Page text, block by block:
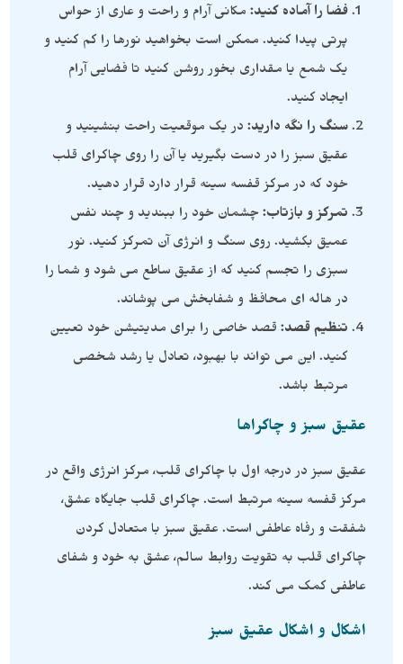
فضا را آماده کنید: مکانی آرام و راحت و عاری از حواس
پرتی پیدا کنید. ممکن است بخواهید نورها را کم کنید و
یک شمع یا مقداری بخور روشن کنید تا فضایی آرام
ایجاد کنید.
سنگ را نگه دارید: در یک موقعیت راحت بنشینید و
عقیق سبز را در دست بگیرید یا آن را روی چاکرای قلب
خود که در مرکز قفسه سینه قرار دارد قرار دهید.
تمرکز و بازتاب: چشمان خود را ببندید و چند نفس
عمیق بکشید. روی سنگ و انرژی آن تمرکز کنید. نور
سبزی را تجسم کنید که از عقیق ساطع می شود و شما را
در هاله ای محافظ و شفابخش می پوشاند.
تنظیم قصد: قصد خاصی را برای مدیتیشن خود تعیین
کنید. این می تواند با بهبود، تعادل یا رشد شخصی
مرتبط باشد.
عقیق سبز و چاکراها
عقیق سبز در درجه اول با چاکرای قلب، مرکز انرژی واقع در
مرکز قفسه سینه مرتبط است. چاکرای قلب جایگاه عشق،
شفقت و رفاه عاطفی است. عقیق سبز با متعادل کردن
چاکرای قلب به تقویت روابط سالم، عشق به خود و شفای
عاطفی کمک می کند.
اشکال و اشکال عقیق سبز